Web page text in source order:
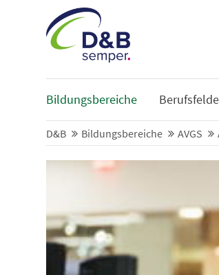
Bildungsbereiche
D&B Bildungsbereiche AVGS